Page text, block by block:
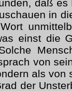
daß
in
einst die
von
als von
der